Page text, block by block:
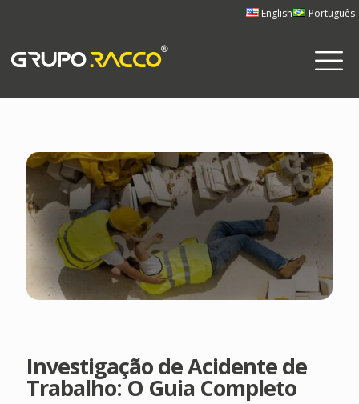
English Português
Investigação de Acidente de
Trabalho: O Guia Completo